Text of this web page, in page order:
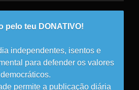
pelo teu DONATIVO!
independentes, isentos e
para defender os valores
democráticos.
permite a publicação diária